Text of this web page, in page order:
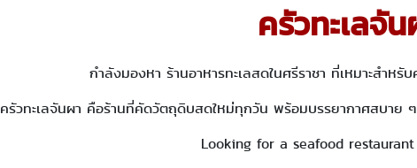
ครัวทะเลจัน
กำลังมองหา ร้านอาหารทะเลสดในศรีราชา ที่เหมาะสำห
ครัวทะเลจันผา คือร้านที่คัดวัตถุดิบสดใหม่ทุกวัน พร้อมบรรยากาศสบาย
Looking for a seafood